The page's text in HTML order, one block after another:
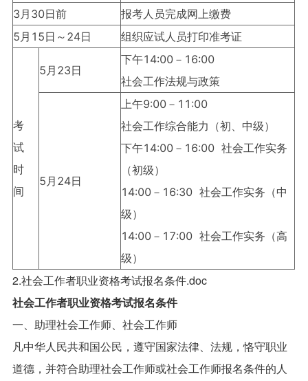
3月30日前
报考人员完成网上缴费
5月15日～24日
组织应试人员打印准考证
考
试
时
间
5月23日
下午14:00－16:00
社会工作法规与政策
5月24日
上午9:00－11:00
社会工作综合能力（初、中级）
下午14:00－16:00 社会工作实务
（初级）
14:00－16:30 社会工作实务（中
级）
14:00－17:00 社会工作实务（高
级）
2.社会工作者职业资格考试报名条件.doc
社会工作者职业资格考试报名条件
一、助理社会工作师、社会工作师
凡中华人民共和国公民，遵守国家法律、法规，恪守职业
道德，并符合助理社会工作师或社会工作师报名条件的人